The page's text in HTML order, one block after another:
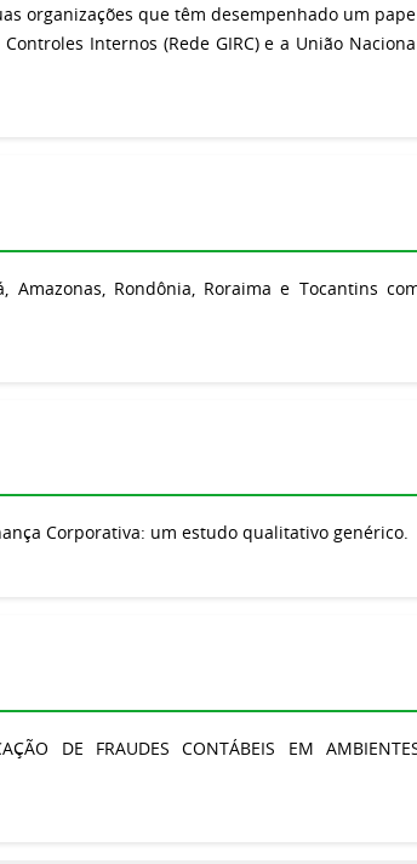
organizações que têm desempenhado um
Internos (Rede GIRC) e a União
Rondônia, Roraima e Tocantins
Corporativa: um estudo qualitativo genérico.
DE FRAUDES CONTÁBEIS EM